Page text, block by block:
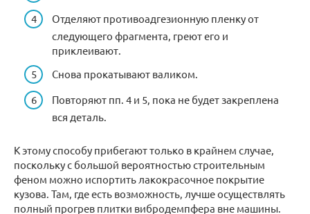
Отделяют противоадгезионную пленку от
следующего фрагмента, греют его и
приклеивают.
Снова прокатывают валиком.
Повторяют пп. 4 и 5, пока не будет закреплена
вся деталь.
К этому способу прибегают только в крайнем случае,
поскольку с большой вероятностью строительным
феном можно испортить лакокрасочное покрытие
кузова. Там, где есть возможность, лучше осуществлять
полный прогрев плитки вибродемпфера вне машины.